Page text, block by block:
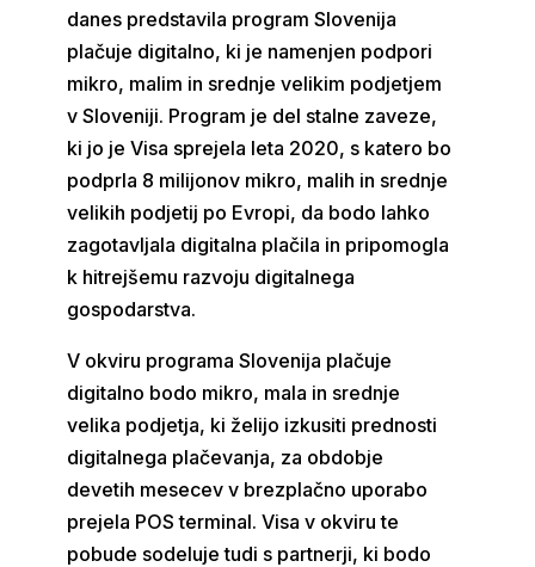
danes predstavila program Slovenija
plačuje digitalno, ki je namenjen podpori
mikro, malim in srednje velikim podjetjem
v Sloveniji. Program je del stalne zaveze,
ki jo je Visa sprejela leta 2020, s katero bo
podprla 8 milijonov mikro, malih in srednje
velikih podjetij po Evropi, da bodo lahko
zagotavljala digitalna plačila in pripomogla
k hitrejšemu razvoju digitalnega
gospodarstva.
V okviru programa Slovenija plačuje
digitalno bodo mikro, mala in srednje
velika podjetja, ki želijo izkusiti prednosti
digitalnega plačevanja, za obdobje
devetih mesecev v brezplačno uporabo
prejela POS terminal. Visa v okviru te
pobude sodeluje tudi s partnerji, ki bodo